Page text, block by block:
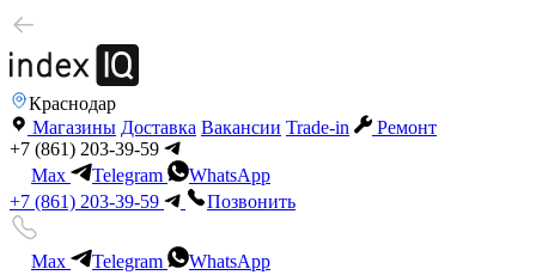
Краснодар
Магазины Доставка Вакансии Trade-in
Ремонт
+7 (861) 203-39-59
Max
Telegram
WhatsApp
+7 (861) 203-39-59
Позвонить
Max Telegram
WhatsApp